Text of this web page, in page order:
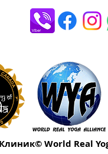
World Real